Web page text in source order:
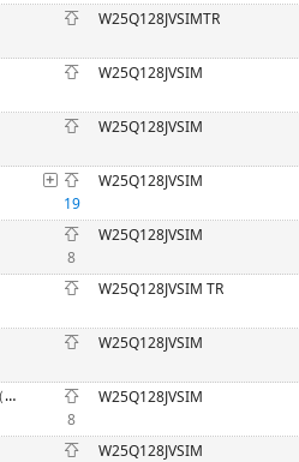
W25Q128JVSIMTR
W25Q128JVSIM
W25Q128JVSIM
19
W25Q128JVSIM
8
W25Q128JVSIM
W25Q128JVSIM TR
W25Q128JVSIM
深圳市朱博士电子科技有限公司（原深圳市中意法电子科技有限公司）
8
W25Q128JVSIM
W25Q128JVSIM